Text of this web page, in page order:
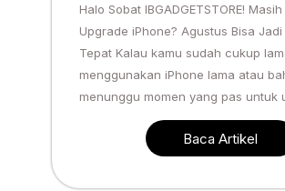
Halo Sobat IBGADGETSTORE!
Upgrade iPhone? Agustus Bisa
Tepat Kalau kamu sudah cukup
menggunakan iPhone lama atau
menunggu momen yang pas untuk
Baca Artikel